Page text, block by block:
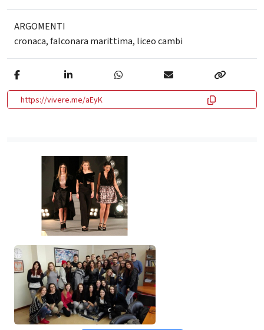
ARGOMENTI
cronaca,falconara marittima, liceo cambi
https://vivere.me/aEyK